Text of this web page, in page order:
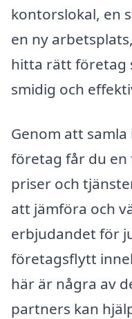
kontorslokal, en
en ny
hitta rätt företag
smidig och
Genom att
företag får du
priser och
att jämföra och
erbjudandet för
företagsflytt
här är några av
partners kan